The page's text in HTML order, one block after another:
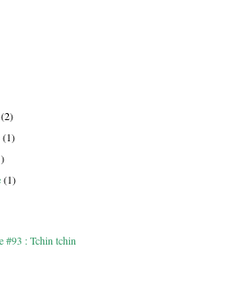
(2)
(1)
(1)
#93 : Tchin tchin